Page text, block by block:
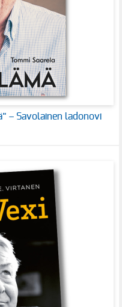
– Savolainen ladonovi